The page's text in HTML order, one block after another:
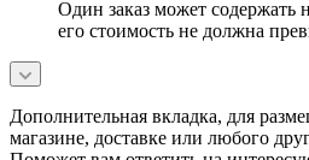
Один заказ может содержать
его стоимость не должна
Дополнительная вкладка, для
магазине, доставке или любого